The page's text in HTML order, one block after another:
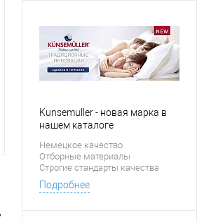
Kunsemuller - новая марка в
нашем каталоге
Немецкое качество
Отборные материалы
Строгие стандарты качества
Подробнее